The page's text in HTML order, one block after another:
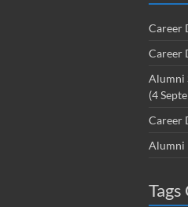
Career
Career
Alumni
(4
Career
Alumni
Tags